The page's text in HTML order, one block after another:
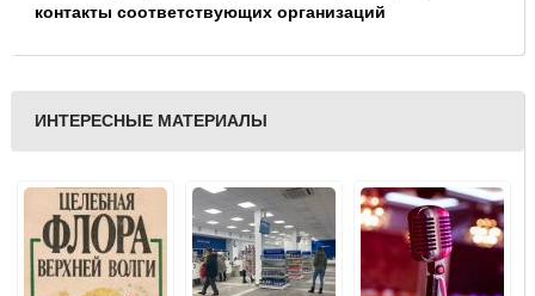
контакты соответствующих организаций
ИНТЕРЕСНЫЕ МАТЕРИАЛЫ